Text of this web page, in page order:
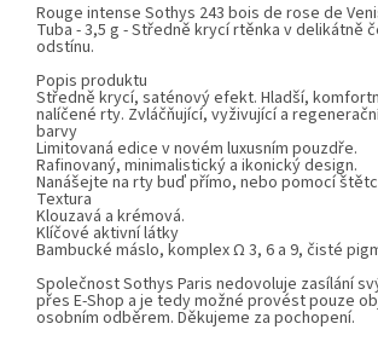
Rouge intense Sothys 243 bois de rose de
Tuba - 3,5 g - Středně krycí rtěnka v delikátně
odstínu.
Popis produktu
Středně krycí, saténový efekt. Hladší,
nalíčené rty. Zvláčňující, vyživující a
barvy
Limitovaná edice v novém luxusním pouzdře.
Rafinovaný, minimalistický a ikonický design.
Nanášejte na rty buď přímo, nebo pomocí
Textura
Klouzavá a krémová.
Klíčové aktivní látky
Bambucké máslo, komplex Ω 3, 6 a 9, čisté
Společnost Sothys Paris nedovoluje zasílání
přes E-Shop a je tedy možné provést pouze
osobním odběrem. Děkujeme za pochopení.